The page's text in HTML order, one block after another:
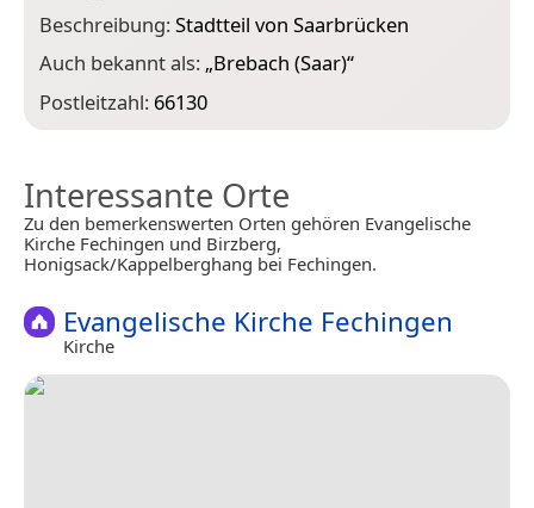
Beschreibung:Stadtteil von Saarbrücken
Auch bekannt als: „Brebach (Saar)“
Postleitzahl: 66130
Interessante Orte
Zu den bemerkenswerten Orten gehören Evangelische
Kirche Fechingen und Birzberg,
Honigsack/Kappelberghang bei Fechingen.
Evangelische Kirche Fechingen
Kirche